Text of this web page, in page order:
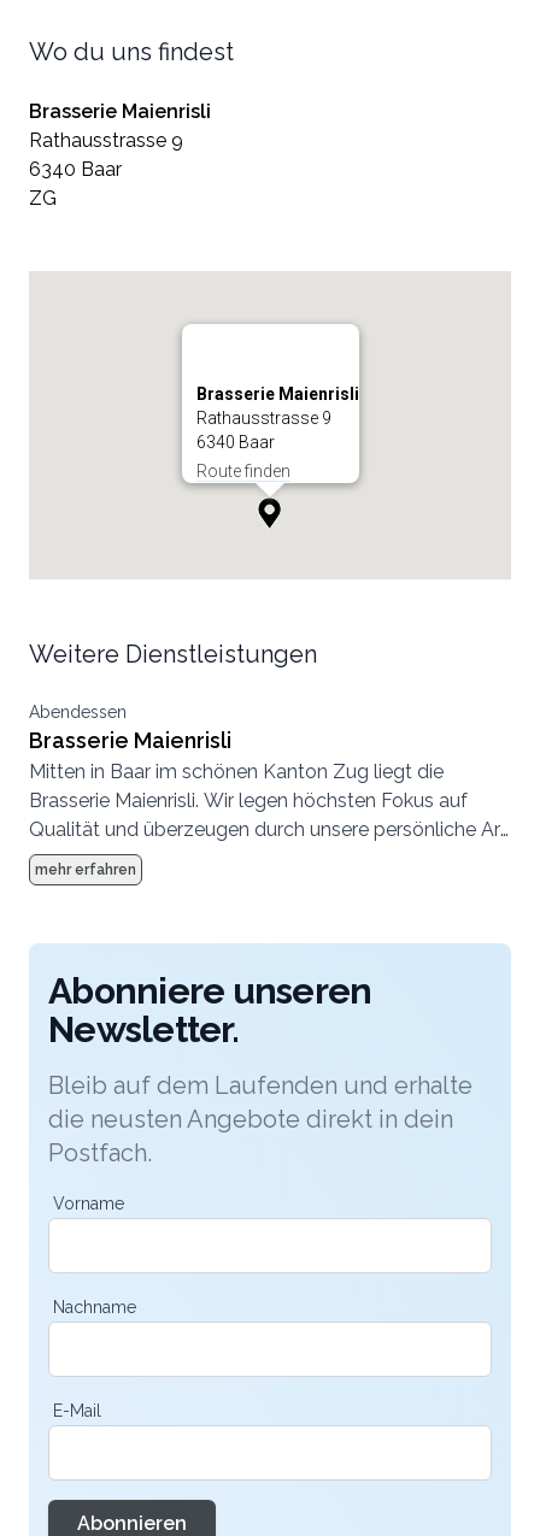
Wo du uns findest
Brasserie Maienrisli
Rathausstrasse 9
6340 Baar
ZG
Brasserie Maienrisli
Rathausstrasse 9
6340 Baar
Route finden
Weitere Dienstleistungen
Abendessen
Brasserie Maienrisli
Mitten in Baar im schönen Kanton Zug liegt die
Brasserie Maienrisli. Wir legen höchsten Fokus auf
Qualität und überzeugen durch unsere persönliche Art.
Insbesondere für Weinliebhaber haben wir ein
einzigartiges Angebot, für jeden Geschmack ist etwas
mehr erfahren
Abonniere unseren
Newsletter.
Bleib auf dem Laufenden und erhalte
die neusten Angebote direkt in dein
Postfach.
Vorname
Nachname
E-Mail
Abonnieren